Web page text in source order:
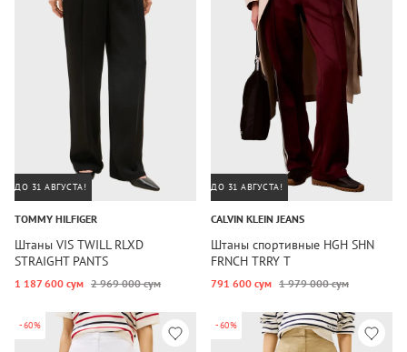
ДО 31 АВГУСТА!
TOMMY HILFIGER
Штаны VIS TWILL RLXD
STRAIGHT PANTS
1 187 600 сум 2 969 000 сум
ДО 31 АВГУСТА!
CALVIN KLEIN JEANS
Штаны спортивные HGH SHN
FRNCH TRRY T
791 600 сум 1 979 000 сум
-60% -60%